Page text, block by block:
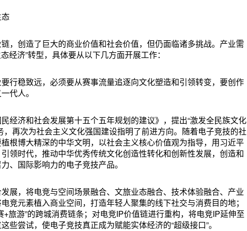
，创造了巨大的商业价值和社会价值，但仍面临诸多挑战。产业需
经济”转型，具体要从以下几方面开展工作：
行稳致远，必须要从赛事流量追逐向文化塑造和引领转变，要创作
代人。
经济和社会发展第十五个五年规划的建议》，提出“激发全民族文化
再次为社会主义文化强国建设指明了前进方向。随着电子竞技的社
根博大精深的中华文明，以社会主义核心价值观为指导，用习近平
领时代，推动中华优秀传统文化创造性转化和创新性发展，创造和
、国际影响力的电子竞技产品。
展，将电竞与空间场景融合、文旅业态融合、技术体验融合、产业
竞元素植入商业空间，打造年轻人聚集的线下社交与消费目的地；
旅游”的跨城消费链条；对电竞IP价值链进行重构，将电竞IP延伸至
尝试，使电子竞技真正成为赋能实体经济的“超级接口”。